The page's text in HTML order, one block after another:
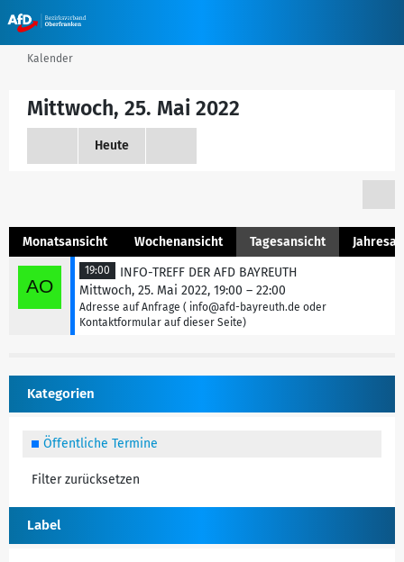
Kalender
Mittwoch, 25. Mai 2022
Heute
Monatsansicht Wochenansicht Tagesansicht
19:00
INFO-TREFF DER AFD BAYREUTH
Mittwoch, 25. Mai 2022, 19:00 – 22:00
Adresse auf Anfrage ( info@afd-bayreuth.de oder
Kontaktformular auf dieser Seite)
Kategorien
Öffentliche Termine
Filter zurücksetzen
Label